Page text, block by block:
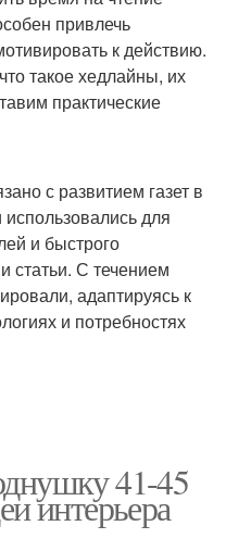
привлечь
к действию.
такое хедлайны, их
практические
с развитием газет в
для
и быстрого
статьи. С течением
адаптируясь к
и потребностях
41-45
интерьера